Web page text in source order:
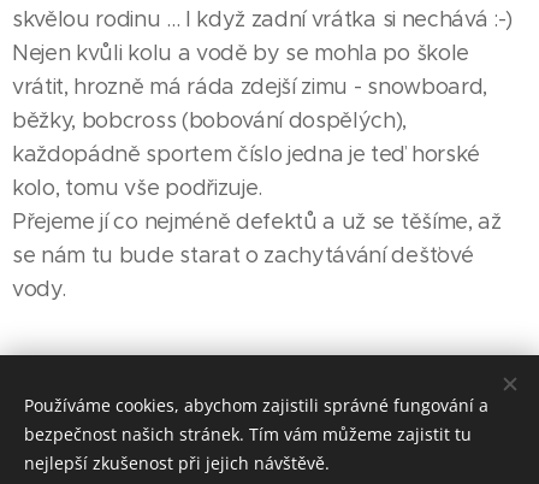
skvělou rodinu ... I když zadní vrátka si nechává :-)
Nejen kvůli kolu a vodě by se mohla po škole
vrátit, hrozně má ráda zdejší zimu - snowboard,
běžky, bobcross (bobování dospělých),
každopádně sportem číslo jedna je teď horské
kolo, tomu vše podřizuje.
Přejeme jí co nejméně defektů a už se těšíme, až
se nám tu bude starat o zachytávání dešťové
vody.
Používáme cookies, abychom zajistili správné fungování a
bezpečnost našich stránek. Tím vám můžeme zajistit tu
nejlepší zkušenost při jejich návštěvě.